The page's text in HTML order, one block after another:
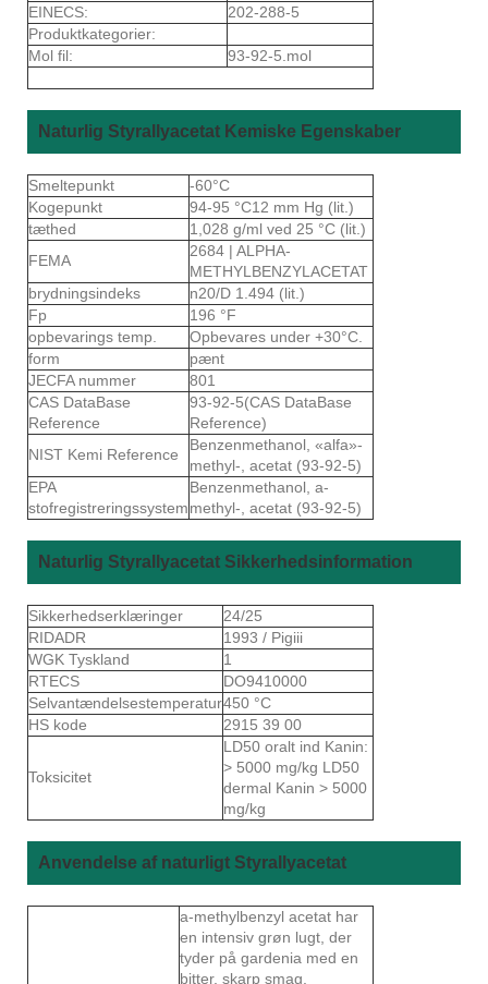
EINECS:
202-288-5
Produktkategorier:
Mol fil:
93-92-5.mol
Naturlig Styrallyacetat Kemiske Egenskaber
Smeltepunkt
-60°C
Kogepunkt
94-95 °C12 mm Hg (lit.)
tæthed
1,028 g/ml ved 25 °C (lit.)
FEMA
2684 | ALPHA-
METHYLBENZYLACETAT
brydningsindeks
n20/D 1.494 (lit.)
Fp
196 °F
opbevarings temp.
Opbevares under +30°C.
form
pænt
JECFA nummer
801
CAS DataBase
Reference
93-92-5(CAS DataBase
Reference)
NIST Kemi Reference
Benzenmethanol, «alfa»-
methyl-, acetat (93-92-5)
EPA
stofregistreringssystem
Benzenmethanol, a-
methyl-, acetat (93-92-5)
Naturlig Styrallyacetat Sikkerhedsinformation
Sikkerhedserklæringer
24/25
RIDADR
1993 / Pigiii
WGK Tyskland
1
RTECS
DO9410000
Selvantændelsestemperatur450 °C
HS kode
2915 39 00
Toksicitet
LD50 oralt ind Kanin:
> 5000 mg/kg LD50
dermal Kanin > 5000
mg/kg
Anvendelse af naturligt Styrallyacetat
a-methylbenzyl acetat har
en intensiv grøn lugt, der
tyder på gardenia med en
bitter, skarp smag,